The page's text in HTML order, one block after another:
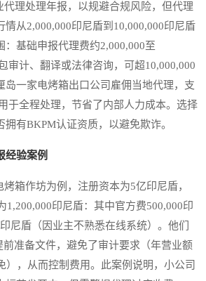
理处理年报，以规避合规风险，但代理
情从2,000,000印尼盾到10,000,000印尼盾
：基础申报代理费约2,000,000至
审计、翻译或法律咨询，可超10,000,000
岛一家电烤箱出口公司雇佣当地代理，支
于全程处理，节省了内部人力成本。选择
有BKPM认证资质，以避免欺诈。
经验案例
作坊为例，注册资本为5亿印尼盾，
1,200,000印尼盾：其中官方费500,000印
尼盾（因业主不熟悉在线系统）。他们
准备文件，避免了审计要求（年营业额
），从而控制费用。此案例说明，小公司